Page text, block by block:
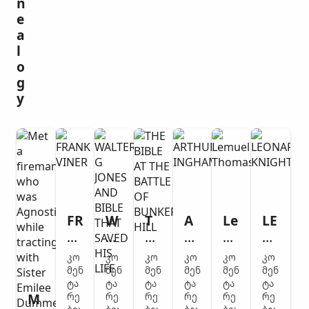
e
a
l
o
g
y
M
FR
A
N
K
VI
N
კო
მენ
ტა
რე
W
AL
TE
R
G
JO
კო
მენ
ტა
რე
T
H
E
BI
BL
E
კო
მენ
ტა
რე
A
RT
H
U
R
IN
კო
მენ
ტა
რე
Le
m
ue
l
Th
o
კო
მენ
ტა
რე
LE
O
N
A
R
D
კო
მენ
ტა
რე